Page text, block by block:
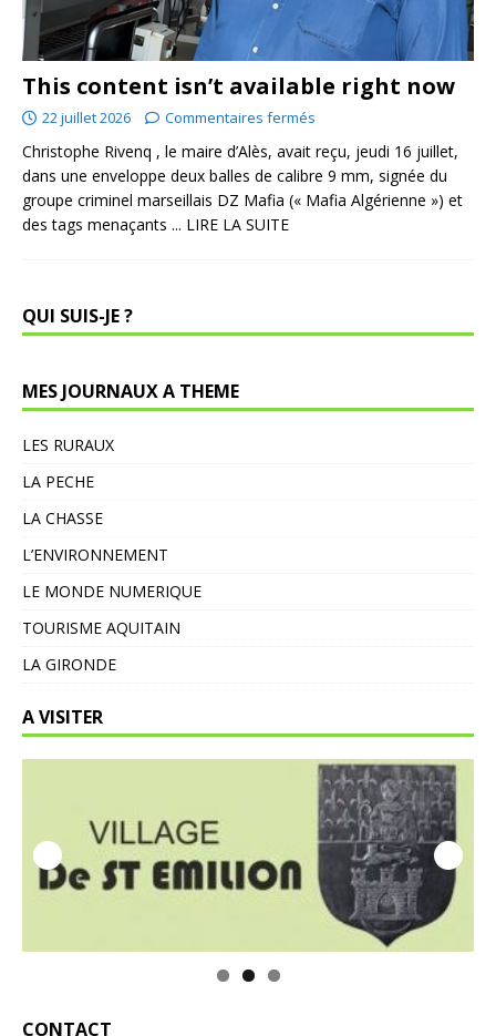
This content isn’t available right now
22 juillet 2026 Commentaires fermés
Christophe Rivenq , le maire d’Alès, avait reçu, jeudi 16 juillet,
dans une enveloppe deux balles de calibre 9 mm, signée du
groupe criminel marseillais DZ Mafia (« Mafia Algérienne ») et
des tags menaçants ... LIRE LA SUITE
QUI SUIS-JE ?
MES JOURNAUX A THEME
LES RURAUX
LA PECHE
LA CHASSE
L’ENVIRONNEMENT
LE MONDE NUMERIQUE
TOURISME AQUITAIN
LA GIRONDE
A VISITER
CONTACT